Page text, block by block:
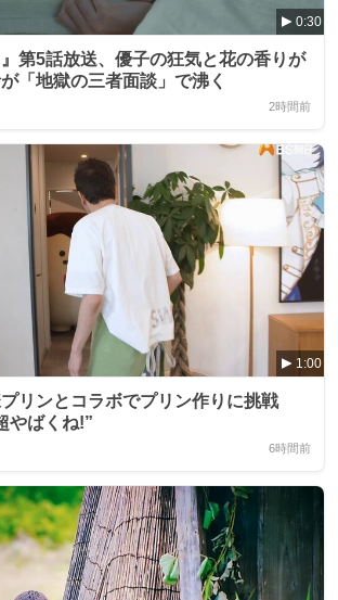
0:30
』第5話放送、優子の狂気と花の香りが
「地獄の三者面談」で沸く
2時間前
1:00
リンとコラボでプリン作りに挑戦
やばくね!”
6時間前